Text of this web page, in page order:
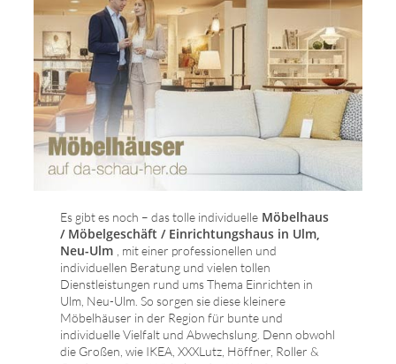
Es gibt es noch – das tolle individuelle Möbelhaus
/ Möbelgeschäft / Einrichtungshaus in Ulm,
Neu-Ulm
, mit einer professionellen und
individuellen Beratung und vielen tollen
Dienstleistungen rund ums Thema Einrichten in
Ulm, Neu-Ulm. So sorgen sie diese kleinere
Möbelhäuser in der Region für bunte und
individuelle Vielfalt und Abwechslung. Denn obwohl
die Großen, wie IKEA, XXXLutz, Höffner, Roller &